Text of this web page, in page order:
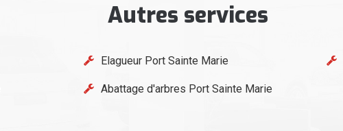
Autres services
Elagueur Port Sainte Marie
Abattage d'arbres Port Sainte Marie